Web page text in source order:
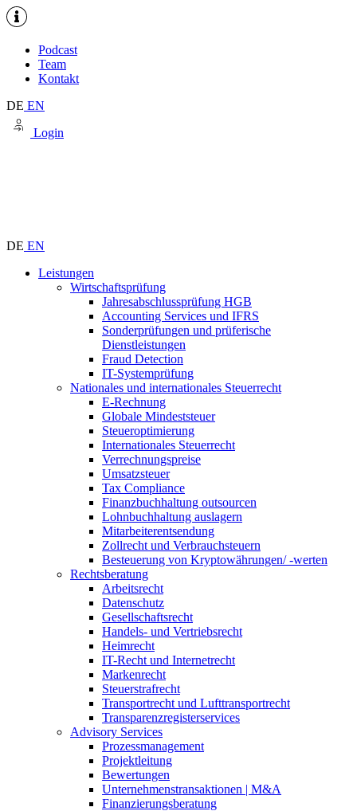
Podcast
Team
Kontakt
DE EN
Login
DE EN
Leistungen
Wirtschaftsprüfung
Jahresabschlussprüfung HGB
Accounting Services und IFRS
Sonderprüfungen und prüferische
Dienstleistungen
Fraud Detection
IT-Systemprüfung
Nationales und internationales Steuerrecht
E-Rechnung
Globale Mindeststeuer
Steueroptimierung
Internationales Steuerrecht
Verrechnungspreise
Umsatzsteuer
Tax Compliance
Finanzbuchhaltung outsourcen
Lohnbuchhaltung auslagern
Mitarbeiterentsendung
Zollrecht und Verbrauchsteuern
Besteuerung von Kryptowährungen/ -werten
Rechtsberatung
Arbeitsrecht
Datenschutz
Gesellschaftsrecht
Handels- und Vertriebsrecht
Heimrecht
IT-Recht und Internetrecht
Markenrecht
Steuerstrafrecht
Transportrecht und Lufttransportrecht
Transparenzregisterservices
Advisory Services
Prozessmanagement
Projektleitung
Bewertungen
Unternehmenstransaktionen | M&A
Finanzierungsberatung